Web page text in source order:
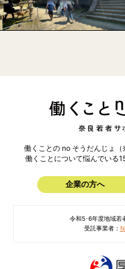
働くことの no そうだんじょ（
働くことについて悩んでいる
企業の方へ
令和5･6年度地域若
受託事業者：